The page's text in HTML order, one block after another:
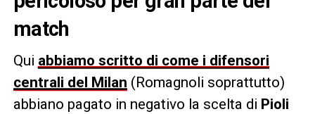
match
Qui abbiamo scritto di come i difensori
centrali del Milan (Romagnoli soprattutto)
abbiano pagato in negativo la scelta di Pioli